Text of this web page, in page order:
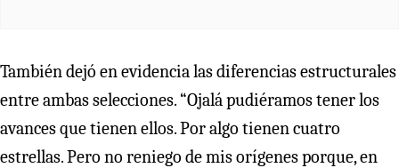
También dejó en evidencia las diferencias estructurales
entre ambas selecciones. “Ojalá pudiéramos tener los
avances que tienen ellos. Por algo tienen cuatro
estrellas. Pero no reniego de mis orígenes porque, en